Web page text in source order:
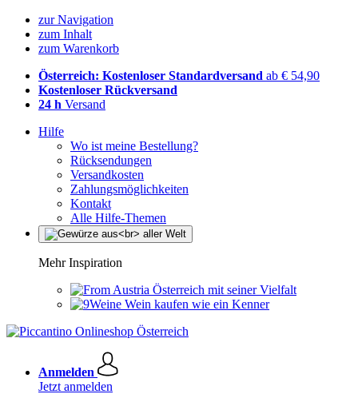
zur Navigation
zum Inhalt
zum Warenkorb
Österreich: Kostenloser Standardversand ab € 54,90
Kostenloser Rückversand
24 h Versand
Hilfe
Wo ist meine Bestellung?
Rücksendungen
Versandkosten
Zahlungsmöglichkeiten
Kontakt
Alle Hilfe-Themen
Mehr Inspiration
Österreich mit seiner Vielfalt
Wein kaufen wie ein Kenner
Anmelden
Jetzt anmelden